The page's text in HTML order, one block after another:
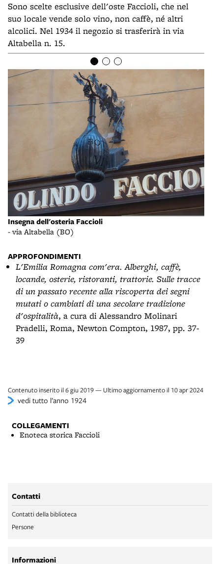
Sono scelte esclusive dell'oste Faccioli, che nel
suo locale vende solo vino, non caffè, né altri
alcolici. Nel 1934 il negozio si trasferirà in via
Altabella n. 15.
Insegna dell'osteria Faccioli
- via Altabella (BO)
APPROFONDIMENTI
L'Emilia Romagna com'era. Alberghi, caffè,
locande, osterie, ristoranti, trattorie. Sulle tracce
di un passato recente alla riscoperta dei segni
mutati o cambiati di una secolare tradizione
d'ospitalità, a cura di Alessandro Molinari
Pradelli, Roma, Newton Compton, 1987, pp. 37-
39
Contenuto inserito il 6 giu 2019 — Ultimo aggiornamento il 10 apr 2024
vedi tutto l’anno 1924
COLLEGAMENTI
Enoteca storica Faccioli
Contatti
Contatti della biblioteca
Persone
Informazioni